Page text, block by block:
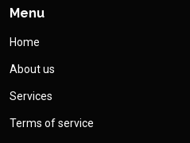
Menu
Home
About us
Services
Terms of service